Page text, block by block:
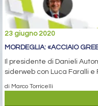
23 giugno 2020
MORDEGLIA: «ACCIAIO
Il presidente di Danieli
siderweb con Luca Faralli e
di Marco Torricelli